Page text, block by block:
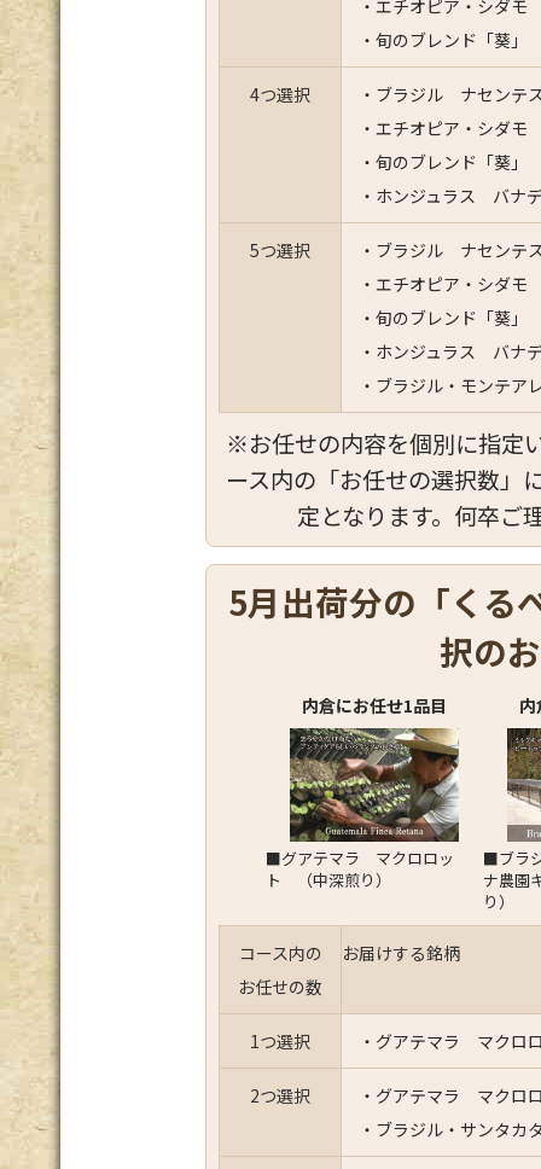
・エチオピア・シダ
・旬のブレンド「葵」
4つ選択
・ブラジル ナセンテ
・エチオピア・シダ
・旬のブレンド「葵」
・ホンジュラス バナ
5つ選択
・ブラジル ナセンテ
・エチオピア・シダ
・旬のブレンド「葵」
・ホンジュラス バナ
・ブラジル・モンテア
※お任せの内容を個別に指定
ース内の「お任せの選択数」
定となります。何卒ご
5月出荷分の「くる
択の
内倉にお任せ1品目
■グアテマラ マクロロッ
ト （中深煎り）
■ブラ
ナ農園
り）
コース内の
お任せの数
お届けする銘柄
1つ選択 ・グアテマラ マクロ
2つ選択
・グアテマラ マクロ
・ブラジル・サンタカ